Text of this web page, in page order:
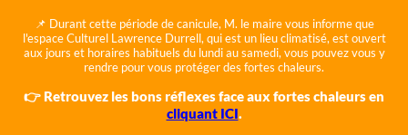
📌 Durant cette période de canicule, M. le maire vous informe que
l'espace Culturel Lawrence Durrell, qui est un lieu climatisé, est ouvert
aux jours et horaires habituels du lundi au samedi, vous pouvez vous y
rendre pour vous protéger des fortes chaleurs.
👉 Retrouvez les bons réflexes face aux fortes chaleurs en
cliquant ICI.